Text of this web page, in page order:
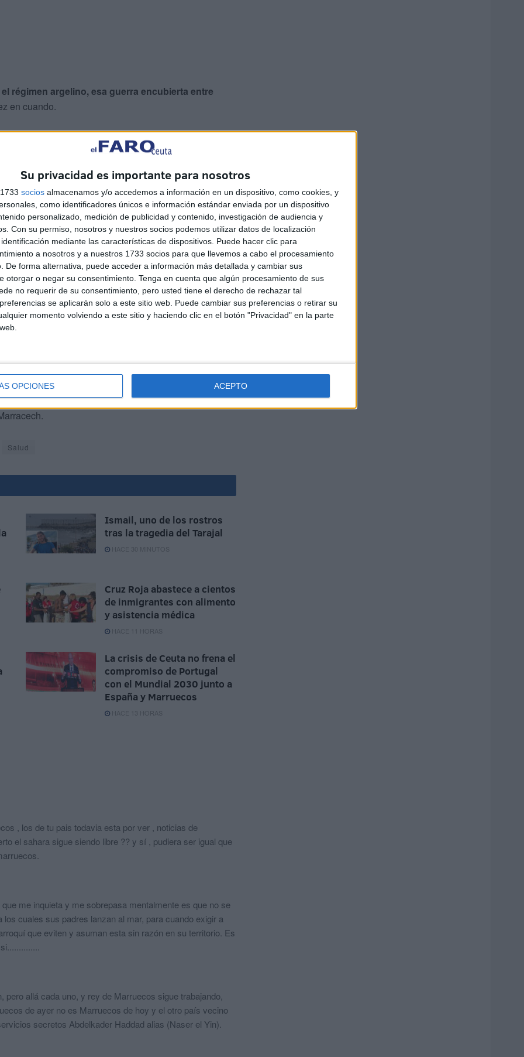
Su privacidad es importante para nosotros
socios almacenamos y/o accedemos a información en un dispositivo, como cookies, y
como identificadores únicos e información estándar enviada por un dispositivo
personalizado, medición de publicidad y contenido, investigación de audiencia y
Con su permiso, nosotros y nuestros socios podemos utilizar datos de localización
mediante las características de dispositivos. Puede hacer clic para
a nosotros y a nuestros 1733 socios para que llevemos a cabo el procesamiento
De forma alternativa, puede acceder a información más detallada y cambiar sus
otorgar o negar su consentimiento. Tenga en cuenta que algún procesamiento de sus
no requerir de su consentimiento, pero usted tiene el derecho de rechazar tal
se aplicarán solo a este sitio web. Puede cambiar sus preferencias o retirar su
momento volviendo a este sitio y haciendo clic en el botón "Privacidad" en la parte
OPCIONES ACEPTO
el régimen argelino, esa guerra encubierta entre
en cuando.
de la existencia de una campaña de prensa que
sobre el rey , quien optó por nombrar a un nuevo
datos oficiales.
desmentir este tipo de informaciones, quizá en la
de estos hechos.
de actos llevados a cabo por el monarca alauita.
se va a sustentar la mejora de las conexiones
Salud
Ismail, uno de los rostros
tras la tragedia del Tarajal
HACE 30 MINUTOS
Cruz Roja abastece a cientos
de inmigrantes con alimento
y asistencia médica
HACE 11 HORAS
La crisis de Ceuta no frena el
compromiso de Portugal
con el Mundial 2030 junto a
España y Marruecos
HACE 13 HORAS
, los de tu pais todavia esta por ver , noticias de
el sahara sigue siendo libre ?? y sí , pudiera ser igual que
me inquieta y me sobrepasa mentalmente es que no se
cuales sus padres lanzan al mar, para cuando exigir a
que eviten y asuman esta sin razón en su territorio. Es
pero allá cada uno, y rey de Marruecos sigue trabajando,
de ayer no es Marruecos de hoy y el otro país vecino
secretos Abdelkader Haddad alias (Naser el Yin).